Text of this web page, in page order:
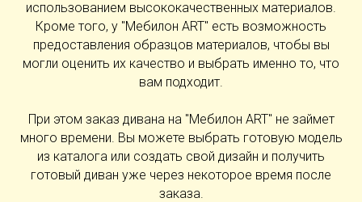
использованием высококачественных материалов.
Кроме того, у "Мебилон ART" есть возможность
предоставления образцов материалов, чтобы вы
могли оценить их качество и выбрать именно то, что
вам подходит.
При этом заказ дивана на "Мебилон ART" не займет
много времени. Вы можете выбрать готовую модель
из каталога или создать свой дизайн и получить
готовый диван уже через некоторое время после
заказа.